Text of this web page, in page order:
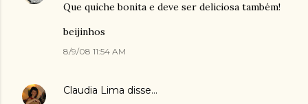
Que quiche bonita e deve ser deliciosa também!
beijinhos
8/9/08 11:54 AM
Claudia Lima disse…